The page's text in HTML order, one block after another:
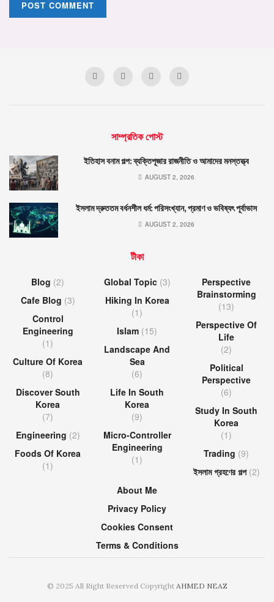
সাম্প্রতিক পোস্ট
ইতিহাস বনাম গল্প: ব্যক্তিপূজার রাজনীতি ও আমাদের মনস্তত্ত্ব
AUGUST 2, 2026
ইসলাম দ্রুততম বর্ধনশীল ধর্ম: পরিসংখ্যান, প্রমাণ ও ভবিষ্যৎ পূর্বাভাস
AUGUST 2, 2026
টীকা
Blog (2)
Cafe Blog (3)
Control
Engineering
(1)
Culture Of Korea
(8)
Discover South
Korea
(7)
Engineering (2)
Foods Of Korea
(1)
Global Topic(3)
Hiking In Korea
(1)
Islam (15)
Landscape And
Sea
(6)
Life In South
Korea
(9)
Micro-Controller
Engineering
(1)
Perspective
Brainstorming
(13)
Perspective Of
Life
(2)
Political
Perspective
(6)
Study In South
Korea
(1)
Trading (9)
ইসলাম গ্রহণের গল্প(2)
About Me
Privacy Policy
Cookies Consent
Terms & Conditions
© 2025 All Right Reserved Copyright AHMED NEAZ